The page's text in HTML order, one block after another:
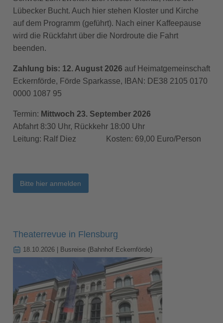
Lübecker Bucht. Auch hier stehen Kloster und Kirche
auf dem Programm (geführt). Nach einer Kaffeepause
wird die Rückfahrt über die Nordroute die Fahrt
beenden.
Zahlung bis: 12. August 2026 auf Heimatgemeinschaft
Eckernförde, Förde Sparkasse, IBAN: DE38 2105 0170
0000 1087 95
Termin: Mittwoch 23. September 2026
Abfahrt 8:30 Uhr, Rückkehr 18:00 Uhr
Leitung: Ralf Diez Kosten: 69,00 Euro/Person
Bitte hier anmelden
Theaterrevue in Flensburg
18.10.2026 | Busreise (Bahnhof Eckernförde)